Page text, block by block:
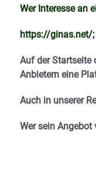
Wer Interesse an
https://ginas.net/
Auf der Startseite
Anbietern eine
Auch in unserer
Wer sein Angebot